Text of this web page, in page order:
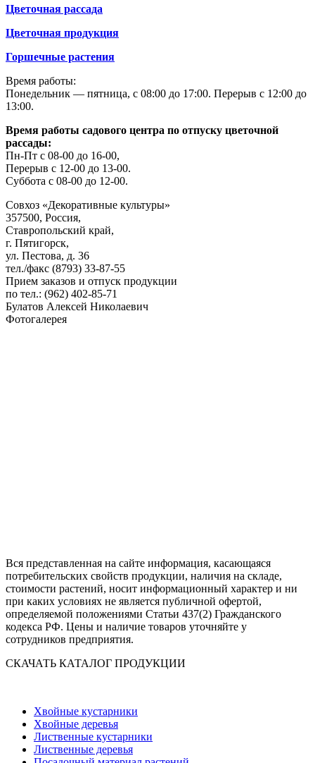
Цветочная рассада
Цветочная продукция
Горшечные растения
Время работы:
Понедельник — пятница, с 08:00 до 17:00. Перерыв с 12:00 до
13:00.
Время работы садового центра по отпуску цветочной
рассады:
Пн-Пт с 08-00 до 16-00,
Перерыв с 12-00 до 13-00.
Суббота с 08-00 до 12-00.
Совхоз «Декоративные культуры»
357500, Россия,
Ставропольский край,
г. Пятигорск,
ул. Пестова, д. 36
тел./факс (8793) 33-87-55
Прием заказов и отпуск продукции
по тел.: (962) 402-85-71
Булатов Алексей Николаевич
Фотогалерея
Вся представленная на сайте информация, касающаяся
потребительских свойств продукции, наличия на складе,
стоимости растений, носит информационный характер и ни
при каких условиях не является публичной офертой,
определяемой положениями Статьи 437(2) Гражданского
кодекса РФ. Цены и наличие товаров уточняйте у
сотрудников предприятия.
СКАЧАТЬ КАТАЛОГ ПРОДУКЦИИ
Хвойные кустарники
Хвойные деревья
Лиственные кустарники
Лиственные деревья